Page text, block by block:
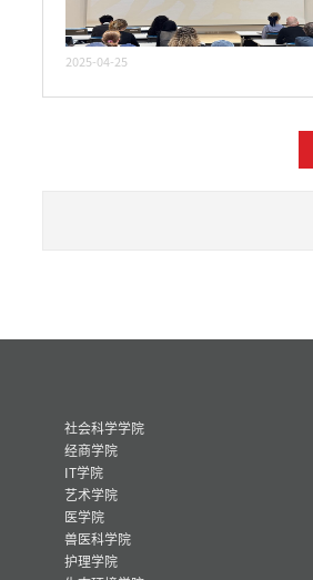
2025-04-25
社会科学学院
经商学院
IT学院
艺术学院
医学院
兽医科学院
护理学院